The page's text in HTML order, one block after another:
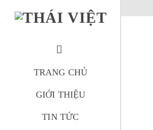
TRANG CHỦ
GIỚI THIỆU
TIN TỨC